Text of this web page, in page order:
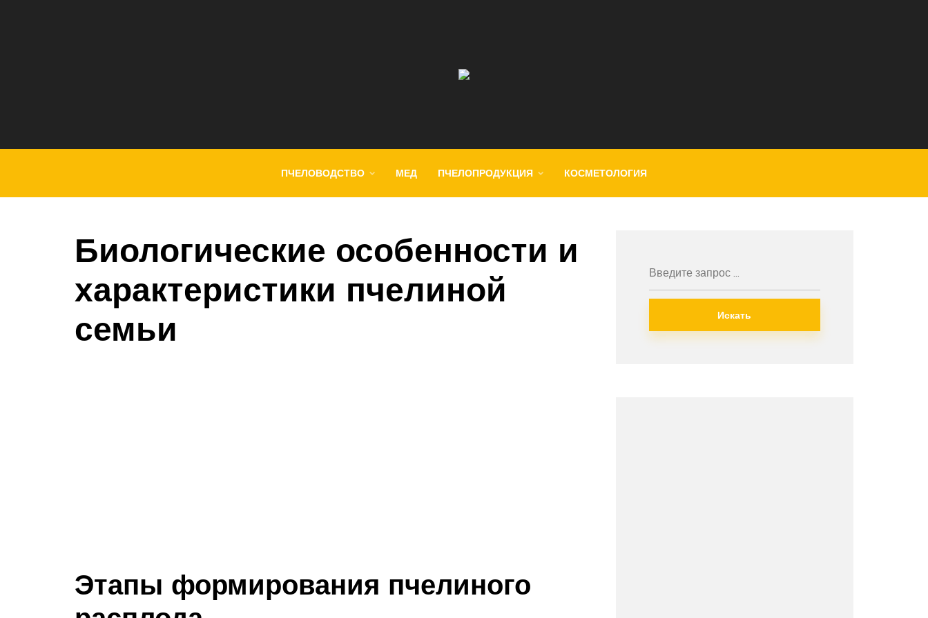
ПЧЕЛОВОДСТВО МЕД ПЧЕЛОПРОДУКЦИЯ КОСМЕТОЛОГИЯ
Биологические особенности и
характеристики пчелиной
семьи
Этапы формирования пчелиного
Искать